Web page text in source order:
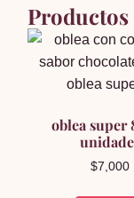
oblea super
$7,000